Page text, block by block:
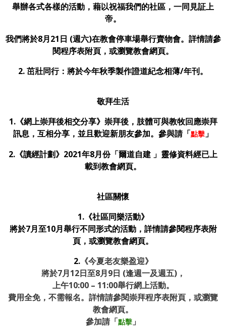
舉辦各式各樣的活動，藉以祝福我們的社區，一同見証上
帝。
我們將於8月21日 (週六)在教會停車場舉行賣物會。詳情請參
閱程序表附頁，或瀏覽教會網頁。
2. 茁壯同行：將於今年秋季製作證道紀念相薄/年刊。
敬拜生活
1.《網上崇拜後相交分享》崇拜後，肢體可與教牧回應崇拜
訊息，互相分享，並且歡迎新朋友參加。 參與請「點擊 」
2.《讀經計劃》2021年8月份「爾道自建 」靈修資料經已上
載到教會網頁。
社區關懷
1.《社區同樂活動》
將於7月至10月舉行不同形式的活動，詳情請參閱程序表附
頁，或瀏覽教會網頁。
2.《今夏老友樂盈迎》
將於7月12日至8月9日 (逢週一及週五)，
上午10:00 – 11:00舉行網上活動。
費用全免，不需報名。詳情請參閱崇拜程序表附頁，或瀏覽
教會網頁。
參加請「點擊 」